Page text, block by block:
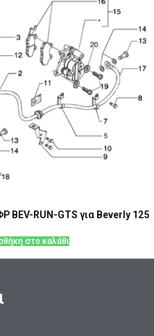
RUN-GTS για Beverly 125
στο καλάθι